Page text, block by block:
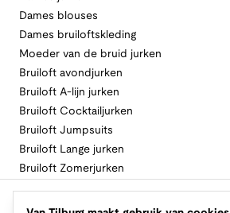
Dames blouses
Dames bruiloftskleding
Moeder van de bruid jurken
Bruiloft avondjurken
Bruiloft A-lijn jurken
Bruiloft Cocktailjurken
Bruiloft Jumpsuits
Bruiloft Lange jurken
Bruiloft Zomerjurken